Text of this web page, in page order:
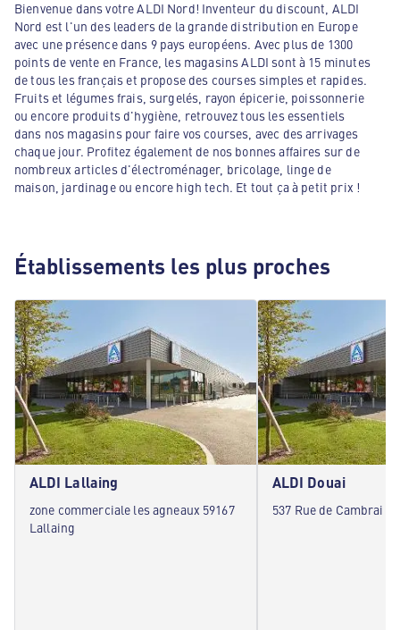
Bienvenue dans votre ALDI Nord! Inventeur du discount, ALDI
Nord est l'un des leaders de la grande distribution en Europe
avec une présence dans 9 pays européens. Avec plus de 1300
points de vente en France, les magasins ALDI sont à 15 minutes
de tous les français et propose des courses simples et rapides.
Fruits et légumes frais, surgelés, rayon épicerie, poissonnerie
ou encore produits d'hygiène, retrouvez tous les essentiels
dans nos magasins pour faire vos courses, avec des arrivages
chaque jour. Profitez également de nos bonnes affaires sur de
nombreux articles d'électroménager, bricolage, linge de
maison, jardinage ou encore high tech. Et tout ça à petit prix !
Établissements les plus proches
ALDI Lallaing
zone commerciale les agneaux 59167
Lallaing
ALDI Douai
537 Rue de Cambrai